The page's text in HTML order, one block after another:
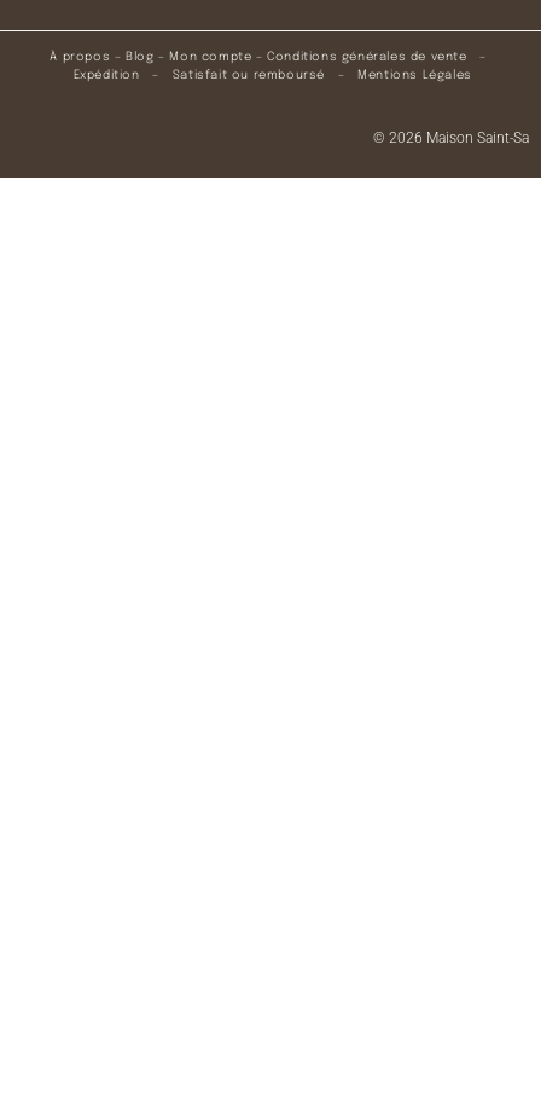
À propos – Blog – Mon compte –Conditions générales de vente –
Expédition – Satisfait ou remboursé – Mentions Légales
© 2026 Maison Saint-Sa